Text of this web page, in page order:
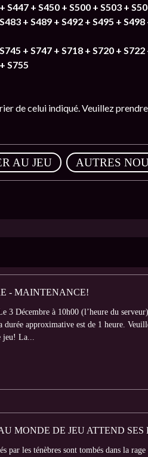
S447 + S450 + S500 + S503 +
+ S489 + S492 + S495 +
+ S747 + S718 + S720 +
S755
de celui indiqué. Veuillez
AU JEU , AUTRES
- MAINTENANCE!
3 Décembre à 10h00 (l’heure du
durée approximative est de 1 heure.
La...
MONDE DE JEU ATTEND SES
par les ténèbres sont tombés dans la